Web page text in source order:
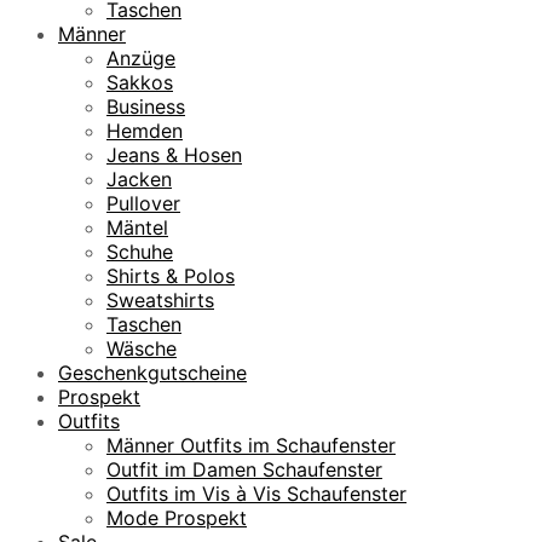
,
5
€
Taschen
Männer
Anzüge
Sakkos
Business
Hemden
Jeans & Hosen
Jacken
Pullover
Mäntel
Schuhe
Shirts & Polos
Sweatshirts
Taschen
Wäsche
Geschenkgutscheine
Prospekt
Outfits
Männer Outfits im Schaufenster
Outfit im Damen Schaufenster
Outfits im Vis à Vis Schaufenster
Mode Prospekt